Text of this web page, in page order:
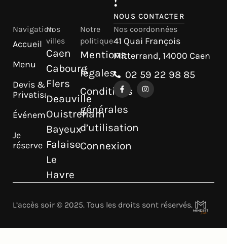
NOUS CONTACTER
Navigation
Accueil
Menu
Devis &
Privatisation
Événements
Je
réserve
Nos
villes
Caen
Cabourg
Flers
Deauville
Ouistreham
Bayeux
Falaise
Le
Havre
Notre
politique
Mentions
légales
Conditions
générales
d’utilisation
Connexion
Nos coordonnées
41 Quai François
Mitterrand, 14000 Caen
02 59 22 98 85
L’accès soir © 2025. Tous les droits sont réservés.